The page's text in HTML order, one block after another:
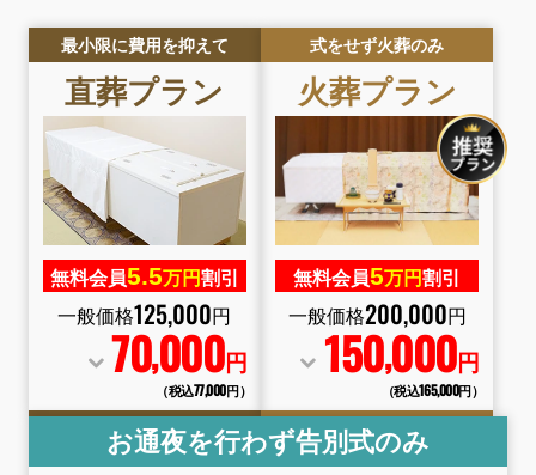
最小限に費用を抑えて
直葬プラン
無料会員5.5万円割引
一般価格125,000円
70,000円
（税込77,000円）
式をせず火葬のみ
火葬プラン
無料会員5万円割引
一般価格200,000円
150,000円
（税込165,000円）
お通夜を行わず告別式のみ